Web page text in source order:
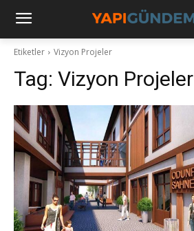
Etiketler Vizyon Projeler
Tag: Vizyon Projeler